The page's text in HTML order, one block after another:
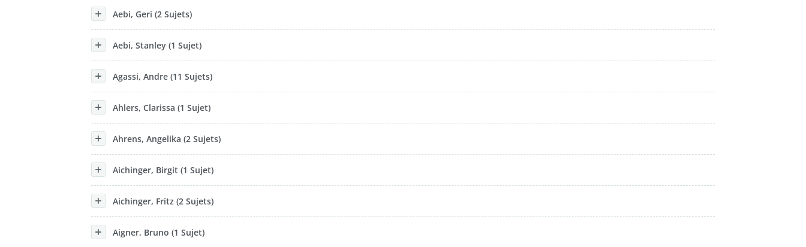
Aebi, Geri (2 Sujets)
Aebi, Stanley (1 Sujet)
Agassi, Andre (11 Sujets)
Ahlers, Clarissa (1 Sujet)
Ahrens, Angelika (2 Sujets)
Aichinger, Birgit (1 Sujet)
Aichinger, Fritz (2 Sujets)
Aigner, Bruno (1 Sujet)